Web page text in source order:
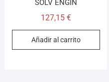
SOLV ENGIN
127,15 €
Añadir al carrito